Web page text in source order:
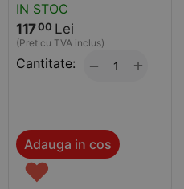
IN STOC
11700 Lei
(Pret cu TVA inclus)
Cantitate: +
−
Adauga in cos
♥